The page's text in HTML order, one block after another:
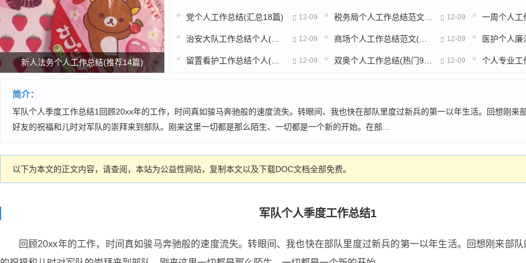
新人法务个人工作总结(推荐14篇)
党个人工作总结(汇总18篇) 12-09 12-09
12-09 12-09
12-09 12-09
简介：
军队个人季度工作总结1回顾20xx年的工作，时间真如骏马奔驰般的速度流失。转眼间、我也快在部队里度过新兵的第一以年生活。回想刚来
好友的祝福和儿时对军队的崇拜来到部队。刚来这里一切都是那么陌生、一切都是一个新的开始。在部...
以下为本文的正文内容，请查阅，本站为公益性网站，复制本文以及下载DOC文档全部免费。
军队个人季度工作总结1
回顾20xx年的工作，时间真如骏马奔驰般的速度流失。转眼间、我也快在部队里度过新兵的第一以年生活。回想刚来部